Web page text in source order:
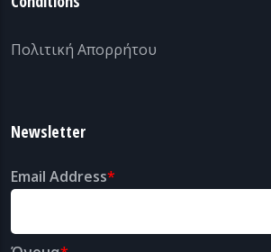
Πολιτική Απορρήτου
Newsletter
Email Address